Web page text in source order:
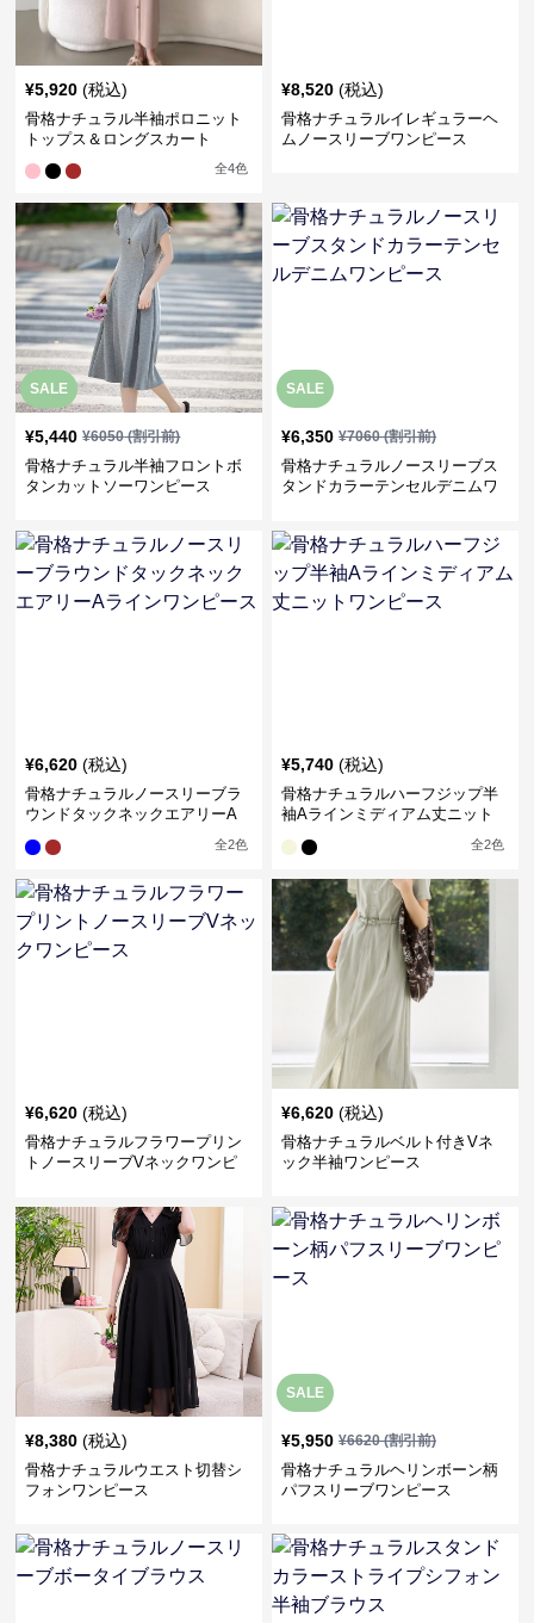
¥5,920 (税込)
骨格ナチュラル半袖ポロニット
トップス＆ロングスカート
全4色
¥8,520 (税込)
骨格ナチュラルイレギュラーヘ
ムノースリーブワンピース
SALE
¥5,440 ¥6050(割引前)
骨格ナチュラル半袖フロントボ
タンカットソーワンピース
SALE
¥6,350 ¥7060(割引前)
骨格ナチュラルノースリーブス
タンドカラーテンセルデニムワ
¥6,620 (税込)
骨格ナチュラルノースリーブラ
ウンドタックネックエアリーA
全2色
¥5,740 (税込)
骨格ナチュラルハーフジップ半
袖Aラインミディアム丈ニット
全2色
¥6,620 (税込)
骨格ナチュラルフラワープリン
トノースリーブVネックワンピ
¥6,620 (税込)
骨格ナチュラルベルト付きVネ
ック半袖ワンピース
¥8,380 (税込)
骨格ナチュラルウエスト切替シ
フォンワンピース
SALE
¥5,950 ¥6620(割引前)
骨格ナチュラルヘリンボーン柄
パフスリーブワンピース